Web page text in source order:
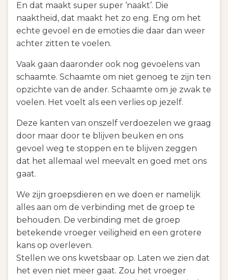
En dat maakt super super ‘naakt’. Die
naaktheid, dat maakt het zo eng. Eng om het
echte gevoel en de emoties die daar dan weer
achter zitten te voelen.
Vaak gaan daaronder ook nog gevoelens van
schaamte. Schaamte om niet genoeg te zijn ten
opzichte van de ander. Schaamte om je zwak te
voelen. Het voelt als een verlies op jezelf.
Deze kanten van onszelf verdoezelen we graag
door maar door te blijven beuken en ons
gevoel weg te stoppen en te blijven zeggen
dat het allemaal wel meevalt en goed met ons
gaat.
We zijn groepsdieren en we doen er namelijk
alles aan om de verbinding met de groep te
behouden. De verbinding met de groep
betekende vroeger veiligheid en een grotere
kans op overleven.
Stellen we ons kwetsbaar op. Laten we zien dat
het even niet meer gaat. Zou het vroeger